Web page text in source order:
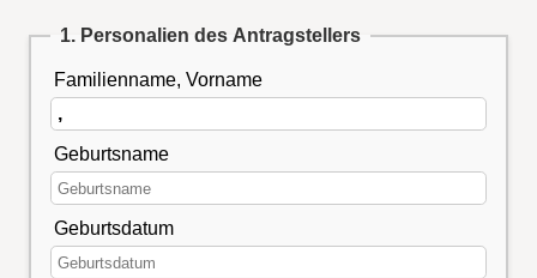
1. Personalien des Antragstellers
Familienname, Vorname
Geburtsname
Geburtsdatum